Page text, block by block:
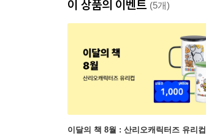
이 상품의 이벤트 (5개)
이달의 책 8월 : 산리오캐릭터즈 유리컵